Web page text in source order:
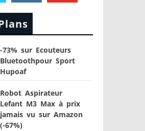
-73% sur Ecouteurs
Bluetoothpour Sport
Hupoaf
Robot Aspirateur
Lefant M3 Max à prix
jamais vu sur Amazon
(-67%)